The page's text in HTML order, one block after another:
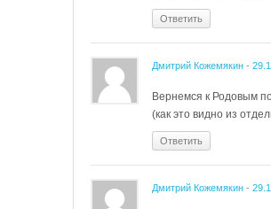
Ответить
Дмитрий Кожемякин -
Вернемся к Родовым
(как это видно из
Ответить
Дмитрий Кожемякин -